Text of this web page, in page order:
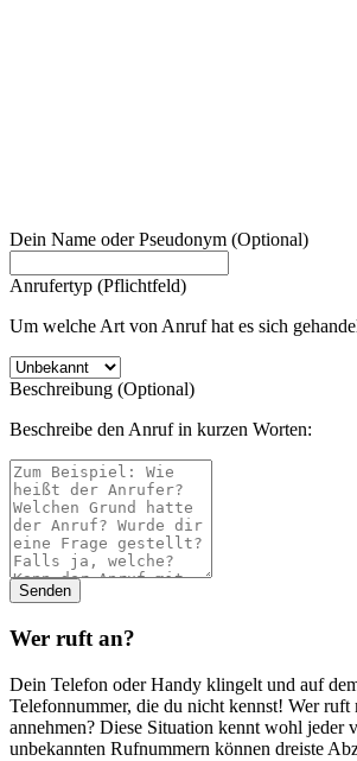
Dein Name oder Pseudonym (Optional)
Anrufertyp (Pflichtfeld)
Um welche Art von Anruf hat es sich
Beschreibung (Optional)
Beschreibe den Anruf in kurzen Worten:
Wer ruft an?
Dein Telefon oder Handy klingelt und auf
Telefonnummer, die du nicht kennst! Wer ruft
annehmen? Diese Situation kennt wohl jeder
unbekannten Rufnummern können dreiste